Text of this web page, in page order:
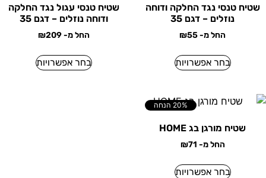
שטיח טנסי נגד החלקה ודוחה
נוזלים – דגם 35
החל מ- ₪55
בחר אפשרויות
שטיח טנסי עגול נגד החלקה
ודוחה נוזלים – דגם 35
החל מ- ₪209
בחר אפשרויות
20% הנחה
שטיח מורגן בג HOME
החל מ- ₪71
בחר אפשרויות